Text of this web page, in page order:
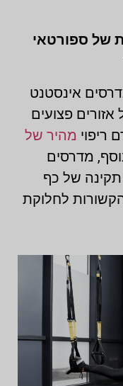
של ספורטאי
אינסטנט
פצועים
ריפוי מהיר של
מדרסים
של כף
הקשורות לחלוקת